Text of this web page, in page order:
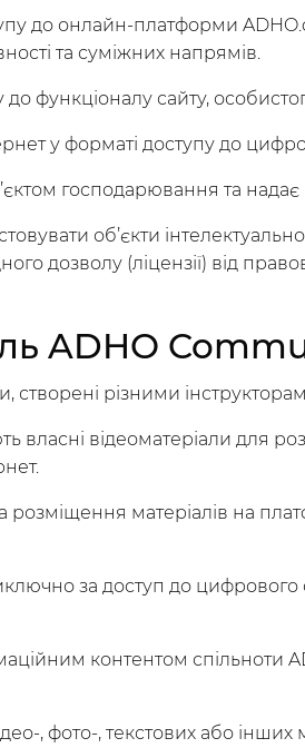
до онлайн-платформи
та суміжних напрямів.
сайту,
у форматі доступу до
господарювання та
об’єкти
дозволу (ліцензії) від
ADHO
створені різними
власні відеоматеріали для
матеріалів на
за доступ до
контентом
, фото-, текстових або